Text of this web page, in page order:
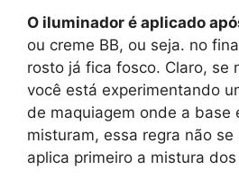
O iluminador é aplicado
ou creme BB, ou seja. no
rosto já fica fosco. Claro, se
você está experimentando
de maquiagem onde a base
misturam, essa regra não se
aplica primeiro a mistura